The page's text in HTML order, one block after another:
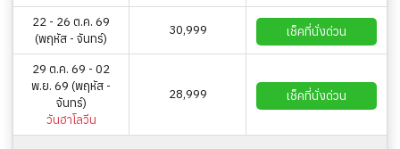
22 - 26 ต.ค. 69
(พฤหัส - จันทร์)
30,999 เช็คที่นั่งด่วน
29 ต.ค. 69 - 02
พ.ย. 69 (พฤหัส -
จันทร์)
วันฮาโลวีน
28,999 เช็คที่นั่งด่วน